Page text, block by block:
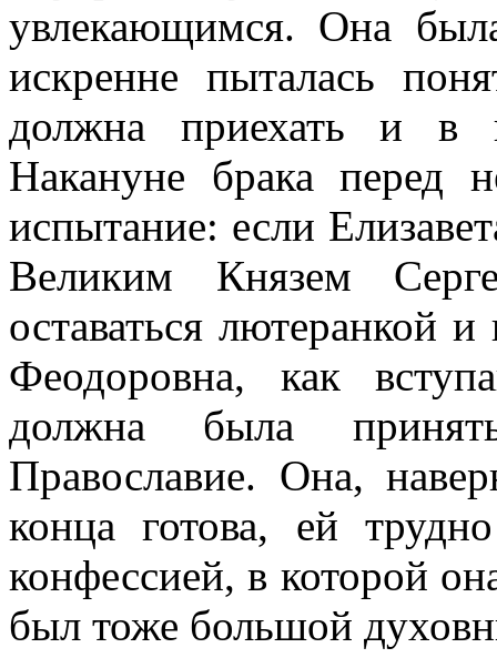
увлекающимся. Она
искренне пыталась
должна приехать и в
Накануне брака перед
испытание: если
Великим Князем
оставаться лютеранкой
Феодоровна, как
должна была
Православие. Она,
конца готова, ей
конфессией, в которой
был тоже большой